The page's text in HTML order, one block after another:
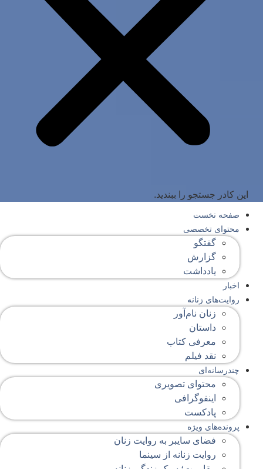
این کادر جستجو را ببندید.
صفحه‌ نخست
محتوای‌ تخصصی
گفتگو
گزارش
یادداشت
اخبار
روایت‌های زنانه
زنان نام‌آور
داستان
معرفی کتاب
نقد فیلم
چندرسانه‌ای
محتوای تصویری
اینفوگرافی
پادکست
پرونده‌های ویژه
فضای سایبر به روایت زنان
روایت زنانه از سینما